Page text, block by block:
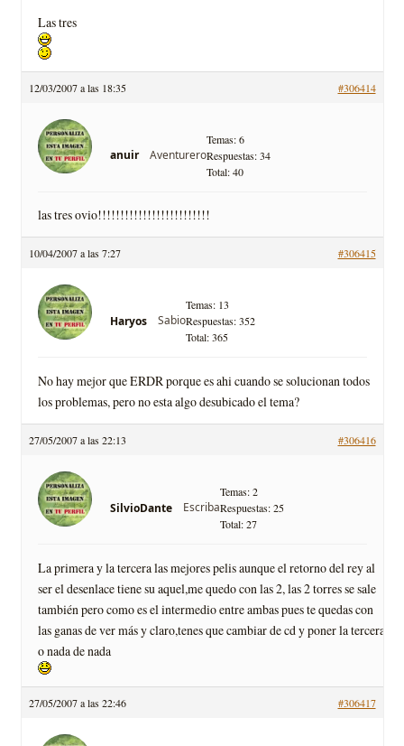
Las tres
12/03/2007 a las 18:35 #306414
anuir Aventurero
Temas: 6
Respuestas: 34
Total: 40
las tres ovio!!!!!!!!!!!!!!!!!!!!!!!!!
10/04/2007 a las 7:27 #306415
Haryos Sabio
Temas: 13
Respuestas: 352
Total: 365
No hay mejor que ERDR porque es ahi cuando se solucionan todos
los problemas, pero no esta algo desubicado el tema?
27/05/2007 a las 22:13 #306416
SilvioDante Escriba
Temas: 2
Respuestas: 25
Total: 27
La primera y la tercera las mejores pelis aunque el retorno del rey al
ser el desenlace tiene su aquel,me quedo con las 2, las 2 torres se sale
también pero como es el intermedio entre ambas pues te quedas con
las ganas de ver más y claro,tenes que cambiar de cd y poner la tercera
o nada de nada
27/05/2007 a las 22:46 #306417